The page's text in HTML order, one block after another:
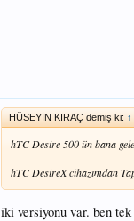
HÜSEYİN KIRAÇ demiş ki: ↑
hTC Desire 500 ün bana
hTC DesireX cihazımdan
iki versiyonu var. ben